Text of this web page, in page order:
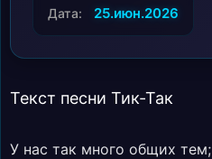
Дата: 25.июн.2026
Текст песни Тик-Так
У нас так много общих тем;